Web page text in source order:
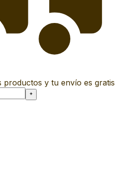
productos y tu envío es gratis
+